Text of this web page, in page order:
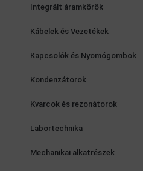
Integrált áramkörök
Kábelek és Vezetékek
Kapcsolók és Nyomógombok
Kondenzátorok
Kvarcok és rezonátorok
Labortechnika
Mechanikai alkatrészek